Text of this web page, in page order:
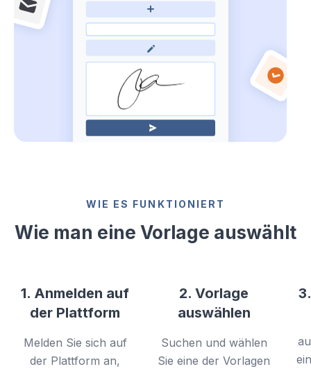
WIE ES FUNKTIONIERT
Wie man eine Vorlage auswählt
1. Anmelden auf
der Plattform
Melden Sie sich auf
der Plattform an,
2. Vorlage
auswählen
Suchen und wählen
Sie eine der Vorlagen